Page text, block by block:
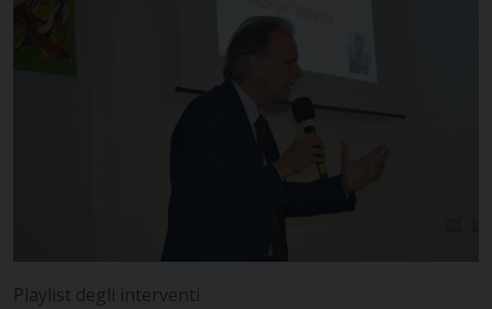
Playlist degli interventi